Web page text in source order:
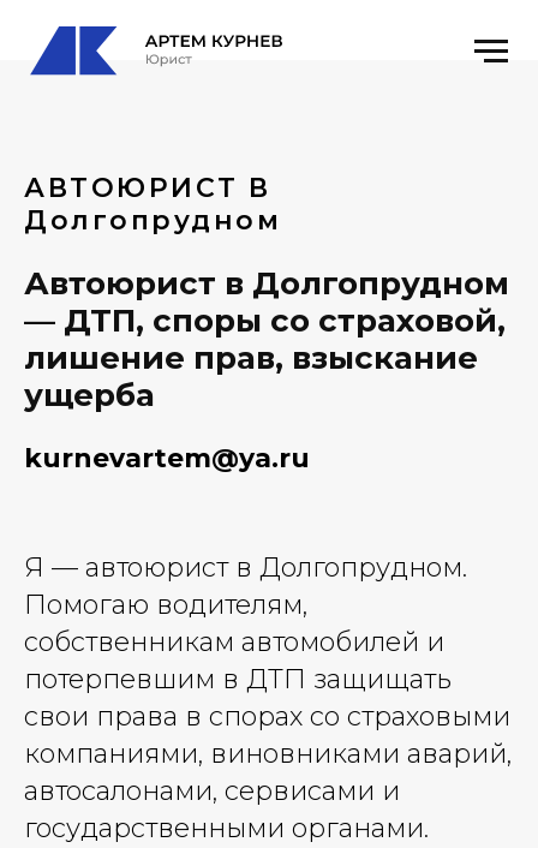
АВТОЮРИСТ В
Долгопрудном
Автоюрист в Долгопрудном
— ДТП, споры со страховой,
лишение прав, взыскание
ущерба
kurnevartem@ya.ru
Я — автоюрист в Долгопрудном.
Помогаю водителям,
собственникам автомобилей и
потерпевшим в ДТП защищать
свои права в спорах со страховыми
компаниями, виновниками аварий,
автосалонами, сервисами и
государственными органами.